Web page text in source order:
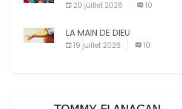
20 juillet 2026 10
LA MAIN DE DIEU
19 juillet 2026 10